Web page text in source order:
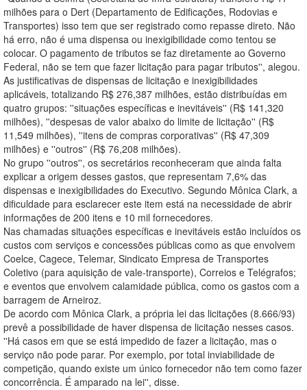
milhões para o Dert (Departamento de Edificações, Rodovias e
Transportes) isso tem que ser registrado como repasse direto. Não
há erro, não é uma dispensa ou inexigibilidade como tentou se
colocar. O pagamento de tributos se faz diretamente ao Governo
Federal, não se tem que fazer licitação para pagar tributos'', alegou.
As justificativas de dispensas de licitação e inexigibilidades
aplicáveis, totalizando R$ 276,387 milhões, estão distribuídas em
quatro grupos: ''situações específicas e inevitáveis'' (R$ 141,320
milhões), ''despesas de valor abaixo do limite de licitação'' (R$
11,549 milhões), ''itens de compras corporativas'' (R$ 47,309
milhões) e ''outros'' (R$ 76,208 milhões).
No grupo ''outros'', os secretários reconheceram que ainda falta
explicar a origem desses gastos, que representam 7,6% das
dispensas e inexigibilidades do Executivo. Segundo Mônica Clark, a
dificuldade para esclarecer este item está na necessidade de abrir
informações de 200 itens e 10 mil fornecedores.
Nas chamadas situações específicas e inevitáveis estão incluídos os
custos com serviços e concessões públicas como as que envolvem
Coelce, Cagece, Telemar, Sindicato Empresa de Transportes
Coletivo (para aquisição de vale-transporte), Correios e Telégrafos;
e eventos que envolvem calamidade pública, como os gastos com a
barragem de Arneiroz.
De acordo com Mônica Clark, a própria lei das licitações (8.666/93)
prevê a possibilidade de haver dispensa de licitação nesses casos.
''Há casos em que se está impedido de fazer a licitação, mas o
serviço não pode parar. Por exemplo, por total inviabilidade de
competição, quando existe um único fornecedor não tem como fazer
concorrência. É amparado na lei'', disse.